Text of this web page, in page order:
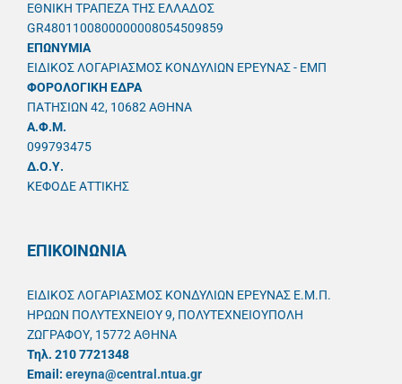
ΕΘΝΙΚΗ ΤΡΑΠΕΖΑ ΤΗΣ ΕΛΛΑΔΟΣ
GR4801100800000008054509859
ΕΠΩΝΥΜΙΑ
ΕΙΔΙΚΟΣ ΛΟΓΑΡΙΑΣΜΟΣ ΚΟΝΔΥΛΙΩΝ ΕΡΕΥΝΑΣ - ΕΜΠ
ΦΟΡΟΛΟΓΙΚΗ ΕΔΡΑ
ΠΑΤΗΣΙΩΝ 42, 10682 ΑΘΗΝΑ
A.Φ.Μ.
099793475
Δ.Ο.Υ.
ΚΕΦΟΔΕ ΑΤΤΙΚΗΣ
ΕΠΙΚΟΙΝΩΝΙΑ
ΕΙΔΙΚΟΣ ΛΟΓΑΡΙΑΣΜΟΣ ΚΟΝΔΥΛΙΩΝ ΕΡΕΥΝΑΣ Ε.Μ.Π.
ΗΡΩΩΝ ΠΟΛΥΤΕΧΝΕΙΟΥ 9, ΠΟΛΥΤΕΧΝΕΙΟΥΠΟΛΗ
ΖΩΓΡΑΦΟΥ, 15772 ΑΘΗΝΑ
Τηλ. 210 7721348
Email: ereyna@central.ntua.gr